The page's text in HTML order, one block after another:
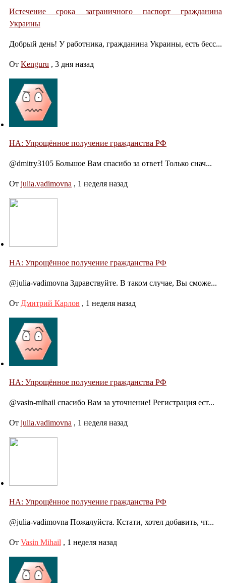
Истечение срока заграничного паспорт гражданина
Украины
Добрый день! У работника, гражданина Украины, есть бесс...
От Kenguru , 3 дня назад
НА: Упрощённое получение гражданства РФ
@dmitry3105 Большое Вам спасибо за ответ! Только снач...
От julia.vadimovna , 1 неделя назад
НА: Упрощённое получение гражданства РФ
@julia-vadimovna Здравствуйте. В таком случае, Вы сможе...
От Дмитрий Карлов , 1 неделя назад
НА: Упрощённое получение гражданства РФ
@vasin-mihail спасибо Вам за уточнение! Регистрация ест...
От julia.vadimovna , 1 неделя назад
НА: Упрощённое получение гражданства РФ
@julia-vadimovna Пожалуйста. Кстати, хотел добавить, чт...
От Vasin Mihail , 1 неделя назад